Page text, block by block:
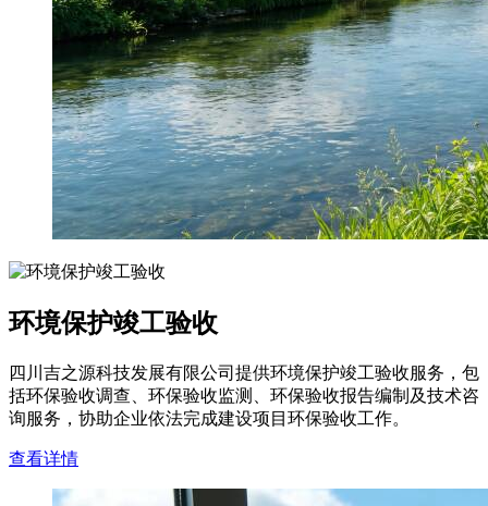
环境保护竣工验收
四川吉之源科技发展有限公司提供环境保护竣工验收服务，包
括环保验收调查、环保验收监测、环保验收报告编制及技术咨
询服务，协助企业依法完成建设项目环保验收工作。
查看详情